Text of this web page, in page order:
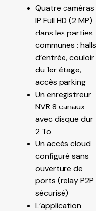
Quatre caméras
IP Full HD (2 MP)
dans les parties
communes : halls
d’entrée, couloir
du 1er étage,
accès parking
Un enregistreur
NVR 8 canaux
avec disque dur
2 To
Un accès cloud
configuré sans
ouverture de
ports (relay P2P
sécurisé)
L’application